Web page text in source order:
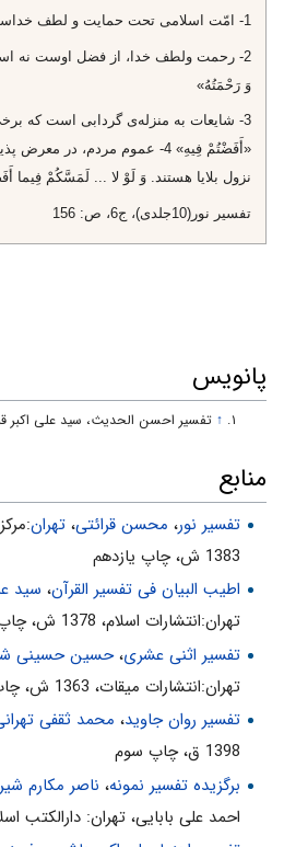
1- امّت اسلامى تحت حمايت و لطف خداست. وَ لَوْ لا فَضْلُ اللَّهِ‌ ...
2- رحمت ولطف خدا، از فضل اوست نه
وَ رَحْمَتُهُ»
3- شايعات به منزله‌ى گردابى است كه
«أَفَضْتُمْ فِيهِ» 4- عموم مردم، در
نزول بلايا هستند. وَ لَوْ لا ... لَمَسَّكُمْ فِيما
تفسير نور(10جلدى)، ج‌6، ص: 156
پانویس
↑ تفسير احسن الحديث، سید علی اکبر قرشی،
منابع
تفسیر نور، محسن قرائتی، تهران
1383 ش، چاپ يازدهم
اطیب البیان فی تفسیر القرآن‌، سید
تهران:انتشارات اسلام‌، 1378 ش‌، چاپ دوم‌
تفسیر اثنی عشری،حسین حسینی
تهران:انتشارات ميقات، 1363 ش، چاپ اول
تفسیر روان جاوید، محمد ثقفی
1398 ق، چاپ سوم
برگزیده تفسیر نمونه، ناصر مکارم
احمد علی بابایی، تهران: دارالکتب